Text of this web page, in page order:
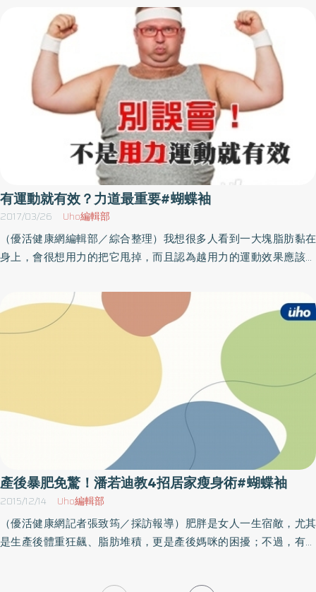
秒，要注意到背闊肌肌肉收縮。正確運動姿勢+飲食控制=結實美背
練習這3個動作時，骨盆不能過度前傾或後仰，否則骨盆的壓力會變
大，容易受傷；肩膀要保持適中位置，不聳肩、不內旋；頸部位置
要回正、收下巴。不論做哪一種訓練，一定要確實做好標準動作，
並搭配控制飲食，就能練出想要的成效！
立聯合醫院仁愛院區中醫科主治醫師周宗翰表示，刮痧透過刺激穴
位、調節代謝平衡，從根本上調節食慾，並加快皮下組織運行，達
到塑身目的。刮痧塑身步驟 專家教妳做想要身材更苗條、線條更
明顯，各部位塑身有步驟。周宗翰醫師說明，揮別掰掰肉、蝴蝶
袖，刮痧方向要從手臂內側，由下往上刮，可使手臂越來越纖細；
消除胖小腹要用刮痧板繞著肚臍周圍，做順時針方向刮揉；擺脫水
桶腰要由恥骨往心窩的方向，從下朝上刮動。揮別河馬臀，由大腿
根部與臀部交接的位置，向腰部的方向刮動；消除大象腿，可從大
腿內側開始，由上往膝蓋的方向朝下疏通；擺脫蘿蔔腿，在小腿後
側由腳踝的方向，往膝關節向上刮。吃外食不變胖 滷雞腿便當聰
明吃雖然刮痧塑身效果好。營養師李婉萍建議，想要減重還得搭配
飲食，才是正確的減重觀念。舉例來說，上班族經常外食，選擇滷
雞腿便當，要將滷雞腿去皮，熱量可減少100大卡；另外，通常便當
的飯量太多，建議告知店家少飯，也可多點青菜，就是健康均衡的
午餐。（文章授權提供／健康醫療網）
有運動就有效？力道最重要#蝴蝶袖
2017/03/26 Uho編輯部
（優活健康網編輯部／綜合整理）我想很多人看到一大塊脂肪黏在
身上，會很想用力的把它甩掉，而且認為越用力的運動效果應該越
「用力」舉啞鈴。如此「用力」的運動真的可以把該部位的脂肪消
除嗎？1） 越用力的運動越用不到脂肪／通常很用力的運動都無法
做很久，例如舉重選手用盡全身的力量把槓鈴舉起來，這個選手不
可能一直做同樣的動作，持續好幾十分鐘。針對這種非常高強度的
運動，身體用的能量來源是原本就存在於肌肉中的能量「ATP」，
它就像肌肉中的電池，可以馬上供給肌肉電力。但是，ATP這種電池
數量儲存有限，可能一次的舉重動作就把原本儲存的ATP全部耗盡
了。由此可見，高強度的運動因為不可能持續太久，不需要用到太
多ATP電池，如果強度再低一點點的運動如舉啞鈴，可能持續個幾分
鐘肌肉也會累了，而原本儲存在肌肉的ATP電池不夠用時，身體會先
利用肌肉中的「肝醣」作為「燃料」去製造ATP電池，因為，利用肝
醣製造電池的速度比較快，比較能應付要快速伸縮的肌肉需要。此
時，因為運動的時間短，還不需要到拿「脂肪」來作為燃料。2）
中低強度的運動才能有效燃燒脂肪／中低強度的運動，例如慢跑這
種運動，因為運動強度不高，所以可以連續跑一兩個小時都沒問
電力，此時，身體就開始以「脂肪」作為燃料來製造出較大量的ATP
產後暴肥免驚！潘若迪教4招居家瘦身術#蝴蝶袖
2015/12/14 Uho編輯部
（優活健康網記者張致筠／採訪報導）肥胖是女人一生宿敵，尤其
是生產後體重狂飆、脂肪堆積，更是產後媽咪的困擾；不過，有些